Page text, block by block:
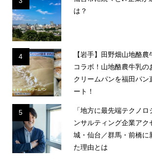
は？
4
【岩手】田野畑山地酪
コラボ！山地酪農牛乳の
クリームパンを福田パン
ート！
5
「地方に最先端テクノ
ンサルティング企業アク
城・仙台／群馬・前橋に
た理由とは